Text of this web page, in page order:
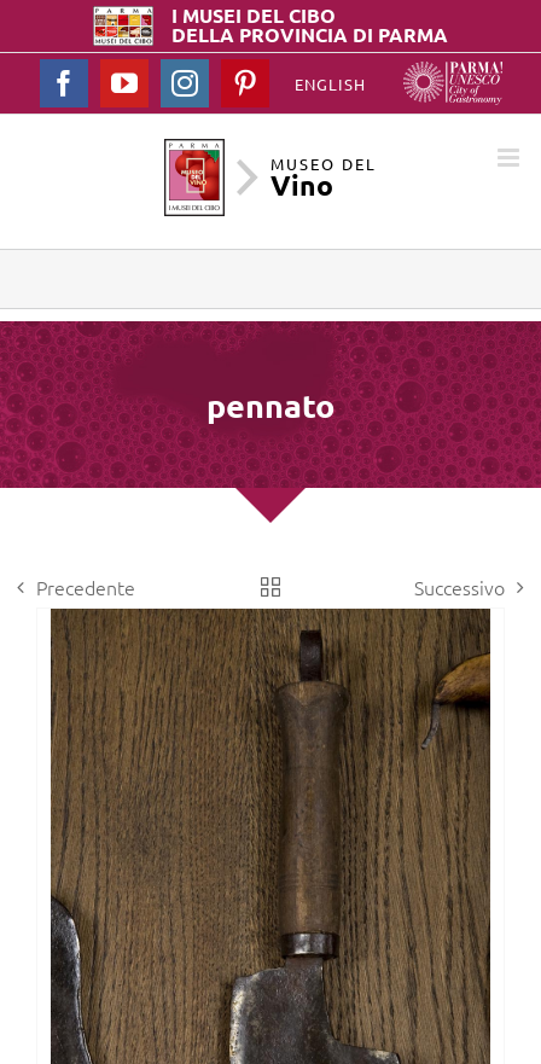
I MUSEI DELCIBO
DELLA PROVINCIA DI PARMA
ENGLISH
FacebookYouTubeInstagramPinterest
MUSEO DEL
Vino
pennato
Precedente Successivo
View
Larger
Image